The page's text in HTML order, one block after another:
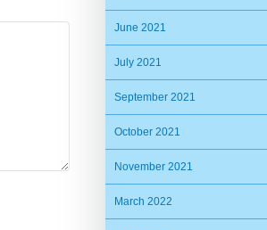
June 2021
July 2021
September 2021
October 2021
November 2021
March 2022